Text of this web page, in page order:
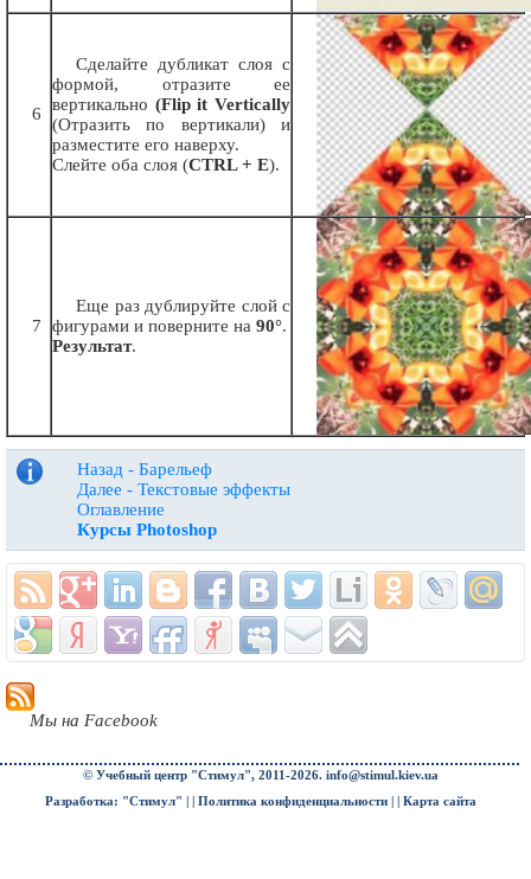
6
Сделайте дубликат слоя с
формой, отразите ее
вертикально (Flip it Vertically
(Отразить по вертикали) и
разместите его наверху.
Слейте оба слоя (CTRL + Е).
7
Еще раз дублируйте слой с
фигурами и поверните на 90°.
Результат.
Назад - Барельеф
Далее - Текстовые эффекты
Оглавление
Курсы Photoshop
Мы на Facebook
© Учебный центр "Стимул", 2011-2026. info@stimul.kiev.ua
Разработка: "Стимул" | | Политика конфиденциальности| | Карта сайта